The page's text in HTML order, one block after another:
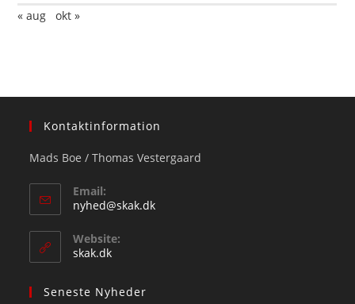
« aug okt »
Kontaktinformation
Mads Boe / Thomas Vestergaard
Email:
nyhed@skak.dkOpens
Website:
skak.dk
Seneste Nyheder